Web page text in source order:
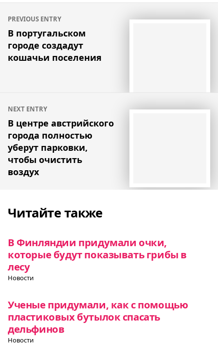
Навигация
по
записям
PREVIOUS ENTRY
В португальском
городе создадут
кошачьи поселения
NEXT ENTRY
В центре австрийского
города полностью
уберут парковки,
чтобы очистить
воздух
Читайте также
В Финляндии придумали очки,
которые будут показывать грибы в
лесу
Новости
Ученые придумали, как с помощью
пластиковых бутылок спасать
дельфинов
Новости